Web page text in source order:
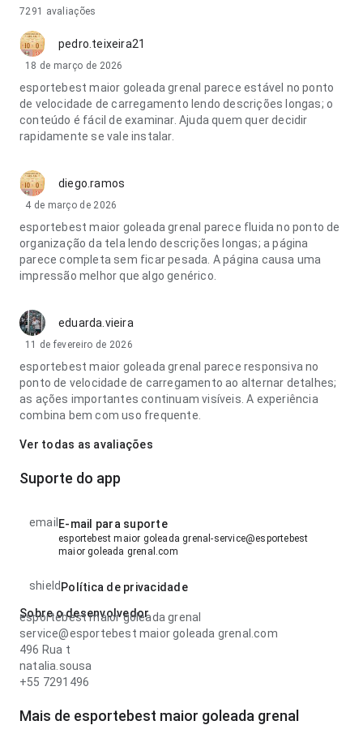
7291 avaliações
pedro.teixeira21
18 de março de 2026
esportebest maior goleada grenal parece estável no ponto
de velocidade de carregamento lendo descrições longas; o
conteúdo é fácil de examinar. Ajuda quem quer decidir
rapidamente se vale instalar.
diego.ramos
4 de março de 2026
esportebest maior goleada grenal parece fluida no ponto de
organização da tela lendo descrições longas; a página
parece completa sem ficar pesada. A página causa uma
impressão melhor que algo genérico.
eduarda.vieira
11 de fevereiro de 2026
esportebest maior goleada grenal parece responsiva no
ponto de velocidade de carregamento ao alternar detalhes;
as ações importantes continuam visíveis. A experiência
combina bem com uso frequente.
Ver todas as avaliações
Suporte do app
email E-mail para suporte
esportebest maior goleada grenal-service@esportebest
maior goleada grenal.com
shield Política de privacidade
Sobre o desenvolvedor
esportebest maior goleada grenal
service@esportebest maior goleada grenal.com
496 Rua t
natalia.sousa
+55 7291496
Mais de esportebest maior goleada grenal